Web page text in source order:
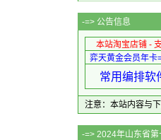
-=> 公告信息
本站淘宝店铺 -
弈天黄金会员年卡
常用编排软
注意：本站内容与
-=> 2024年